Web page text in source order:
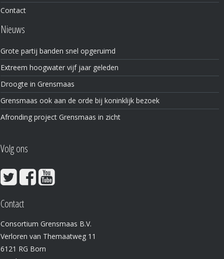
Contact
Nieuws
Grote partij banden snel opgeruimd
Extreem hoogwater vijf jaar geleden
Droogte in Grensmaas
Grensmaas ook aan de orde bij koninklijk bezoek
Afronding project Grensmaas in zicht
Volg ons
Contact
Consortium Grensmaas B.V.
Verloren van Themaatweg 11
6121 RG Born